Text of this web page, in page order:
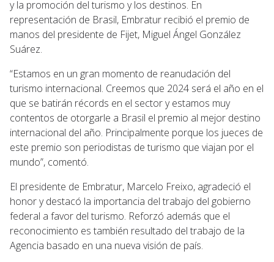
y la promoción del turismo y los destinos. En
representación de Brasil, Embratur recibió el premio de
manos del presidente de Fijet, Miguel Ángel González
Suárez.
“Estamos en un gran momento de reanudación del
turismo internacional. Creemos que 2024 será el año en el
que se batirán récords en el sector y estamos muy
contentos de otorgarle a Brasil el premio al mejor destino
internacional del año. Principalmente porque los jueces de
este premio son periodistas de turismo que viajan por el
mundo”, comentó.
El presidente de Embratur, Marcelo Freixo, agradeció el
honor y destacó la importancia del trabajo del gobierno
federal a favor del turismo. Reforzó además que el
reconocimiento es también resultado del trabajo de la
Agencia basado en una nueva visión de país.